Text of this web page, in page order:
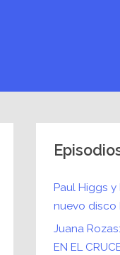
Paul Higgs y
nuevo disco
Juana
EN EL